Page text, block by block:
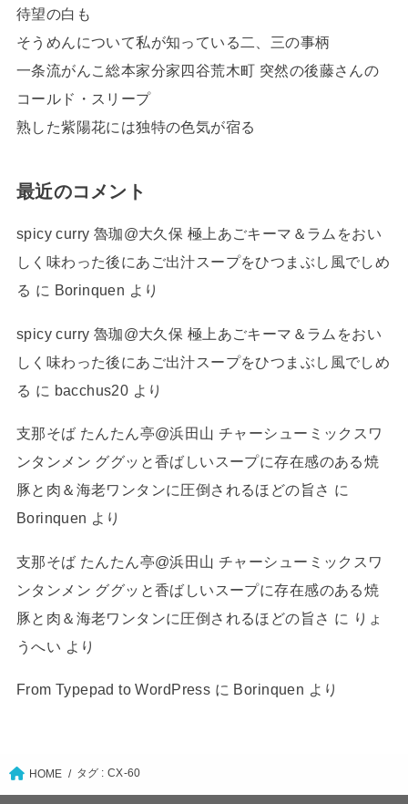
待望の白も
そうめんについて私が知っている二、三の事柄
一条流がんこ総本家分家四谷荒木町 突然の後藤さんの
コールド・スリープ
熟した紫陽花には独特の色気が宿る
最近のコメント
spicy curry 魯珈@大久保 極上あごキーマ＆ラムをおい
しく味わった後にあご出汁スープをひつまぶし風でしめ
る に Borinquen より
spicy curry 魯珈@大久保 極上あごキーマ＆ラムをおい
しく味わった後にあご出汁スープをひつまぶし風でしめ
る に bacchus20 より
支那そば たんたん亭@浜田山 チャーシューミックスワ
ンタンメン ググッと香ばしいスープに存在感のある焼
豚と肉＆海老ワンタンに圧倒されるほどの旨さ に
Borinquen より
支那そば たんたん亭@浜田山 チャーシューミックスワ
ンタンメン ググッと香ばしいスープに存在感のある焼
豚と肉＆海老ワンタンに圧倒されるほどの旨さ に りょ
うへい より
From Typepad to WordPress に Borinquen より
HOME タグ : CX-60